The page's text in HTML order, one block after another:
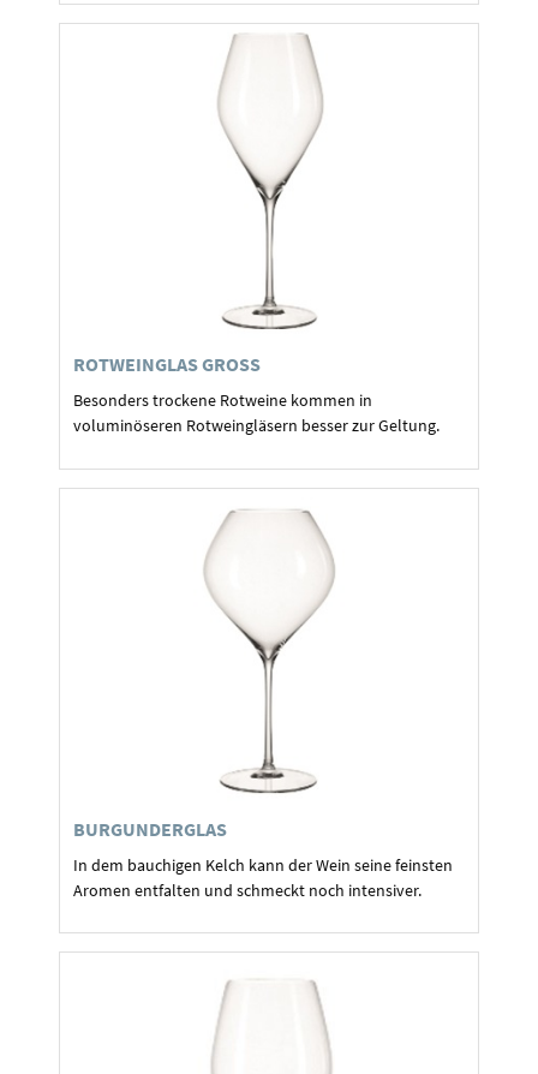
ROTWEINGLAS GROSS
Besonders trockene Rotweine kommen in
voluminöseren Rotweingläsern besser zur Geltung.
BURGUNDERGLAS
In dem bauchigen Kelch kann der Wein seine feinsten
Aromen entfalten und schmeckt noch intensiver.